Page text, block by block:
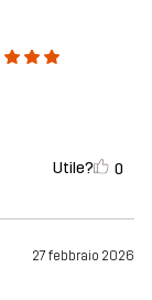
Utile? 0
27 febbraio 2026